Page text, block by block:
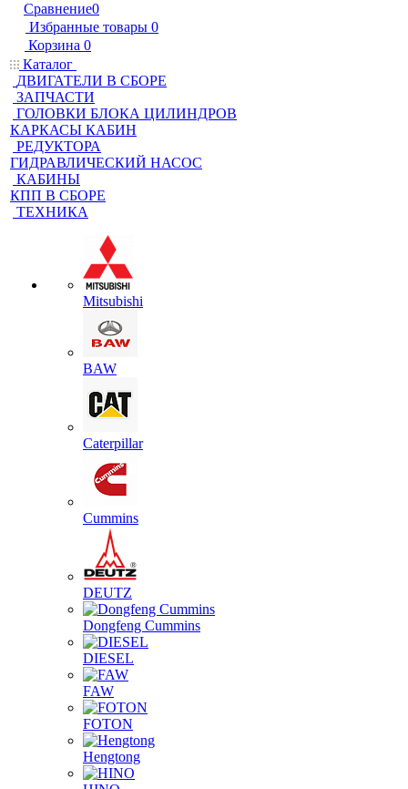
Сравнение0
Избранные товары 0
Корзина 0
Каталог
ДВИГАТЕЛИ В СБОРЕ
ЗАПЧАСТИ
ГОЛОВКИ БЛОКА ЦИЛИНДРОВ
КАРКАСЫ КАБИН
РЕДУКТОРА
ГИДРАВЛИЧЕСКИЙ НАСОС
КАБИНЫ
КПП В СБОРЕ
ТЕХНИКА
Mitsubishi
BAW
Caterpillar
Cummins
DEUTZ
Dongfeng Cummins
DIESEL
FAW
FOTON
Hengtong